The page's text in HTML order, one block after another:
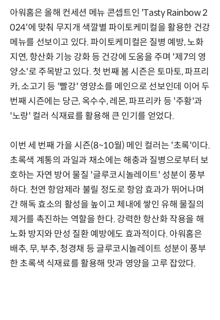
아워홈은 올해 컨세션 메뉴 콘셉트인 'Tasty Rainbow 2
024'에 맞춰 무지개 색깔별 파이토케미컬을 활용한 건강
메뉴를 선보이고 있다. 파이토케미컬은 질병 예방, 노화
지연, 항산화 기능 강화 등 건강에 도움을 주며 '제7의 영
양소'로 주목받고 있다. 첫 번째 봄 시즌은 토마토, 파프리
카, 소고기 등 '빨강' 영양소를 메인으로 선보인데 이어 두
번째 시즌에는 당근, 옥수수, 레몬, 파프리카 등 '주황'과
'노랑' 컬러 식재료를 활용해 큰 인기를 얻었다.
이번 세 번째 가을 시즌(8~10월) 메인 컬러는 '초록'이다.
초록색 계통의 과일과 채소에는 해충과 질병으로부터 보
호하는 자연 방어 물질 '글루코시놀레이트' 성분이 풍부
하다. 천연 항암제라 불릴 정도로 항암 효과가 뛰어나며
간 해독 효소의 활성을 높이고 체내에 쌓인 유해 물질의
제거를 촉진하는 역할을 한다. 강력한 항산화 작용을 해
노화 방지와 만성 질환 예방에도 효과적이다. 아워홈은
배추, 무, 부추, 청경채 등 글루코시놀레이트 성분이 풍부
한 초록색 식재료를 활용해 맛과 영양을 고루 잡았다.